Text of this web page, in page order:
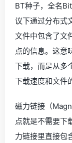
BT种子，全名
议下通过分布式
文件中包含了文
点的信息。这意
下载，而是从多
下载速度和文件
磁力链接（
点就是不需要下
力链接里直接包